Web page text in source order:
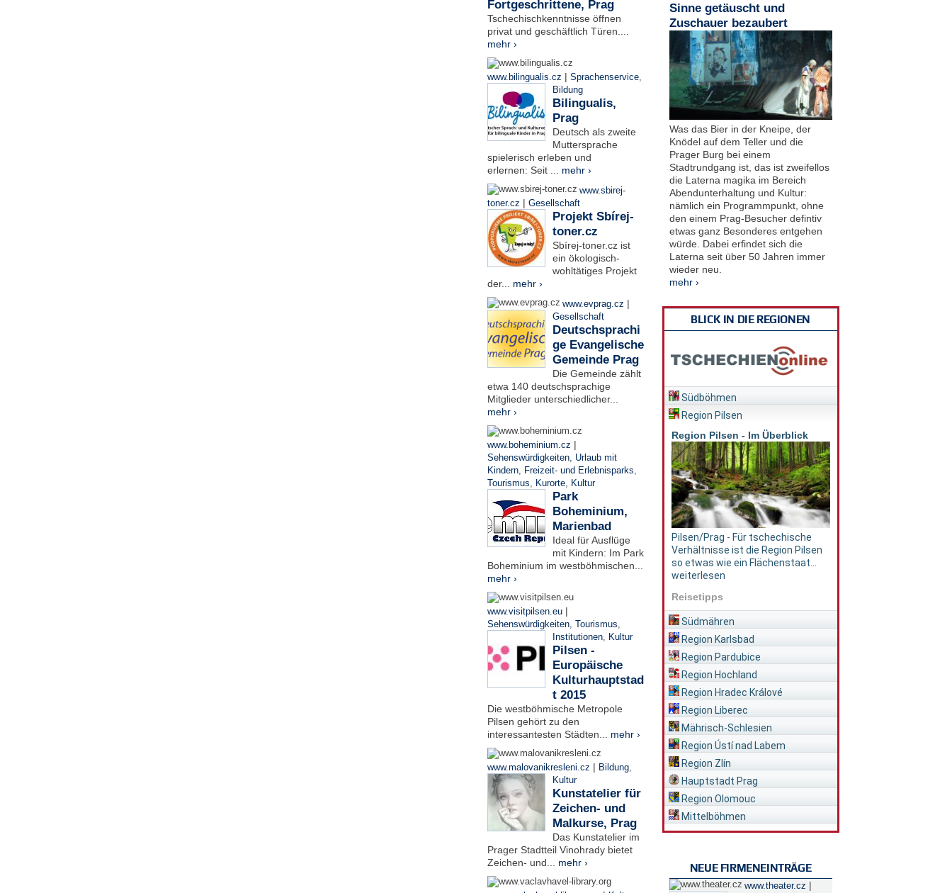
Fortgeschrittene, Prag
Tschechischkenntnisse öffnen
privat und geschäftlich Türen....
mehr ›
www.bilingualis.cz | Sprachenservice,
Bildung
Bilingualis,
Prag
Deutsch als zweite
Muttersprache
spielerisch erleben und
erlernen: Seit ... mehr ›
www.sbirej-
toner.cz | Gesellschaft
Projekt Sbírej-
toner.cz
Sbírej-toner.cz ist
ein ökologisch-
wohltätiges Projekt
der... mehr ›
www.evprag.cz |
Gesellschaft
Deutschsprachi
ge Evangelische
Gemeinde Prag
Die Gemeinde zählt
etwa 140 deutschsprachige
Mitglieder unterschiedlicher...
mehr ›
www.boheminium.cz |
Sehenswürdigkeiten, Urlaub mit
Kindern, Freizeit- und Erlebnisparks,
Tourismus, Kurorte, Kultur
Park
Boheminium,
Marienbad
Ideal für Ausflüge
mit Kindern: Im Park
Boheminium im westböhmischen...
mehr ›
www.visitpilsen.eu |
Sehenswürdigkeiten, Tourismus,
Institutionen, Kultur
Pilsen -
Europäische
Kulturhauptstad
t 2015
Die westböhmische Metropole
Pilsen gehört zu den
interessantesten Städten... mehr ›
www.malovanikresleni.cz | Bildung,
Kultur
Kunstatelier für
Zeichen- und
Malkurse, Prag
Das Kunstatelier im
Prager Stadtteil Vinohrady bietet
Zeichen- und... mehr ›
Sinne getäuscht und
Zuschauer bezaubert
Was das Bier in der Kneipe, der
Knödel auf dem Teller und die
Prager Burg bei einem
Stadtrundgang ist, das ist zweifellos
die Laterna magika im Bereich
Abendunterhaltung und Kultur:
nämlich ein Programmpunkt, ohne
den einem Prag-Besucher defintiv
etwas ganz Besonderes entgehen
würde. Dabei erfindet sich die
Laterna seit über 50 Jahren immer
wieder neu.
mehr ›
BLICK IN DIE REGIONEN
Südböhmen
Region Pilsen
Region Pilsen - Im Überblick
Pilsen/Prag - Für tschechische
Verhältnisse ist die Region Pilsen
so etwas wie ein Flächenstaat...
weiterlesen
Reisetipps
Südmähren
Region Karlsbad
Region Pardubice
Region Hochland
Region Hradec Králové
Region Liberec
Mährisch-Schlesien
Region Ústí nad Labem
Region Zlín
Hauptstadt Prag
Region Olomouc
Mittelböhmen
NEUE FIRMENEINTRÄGE
www.theater.cz |